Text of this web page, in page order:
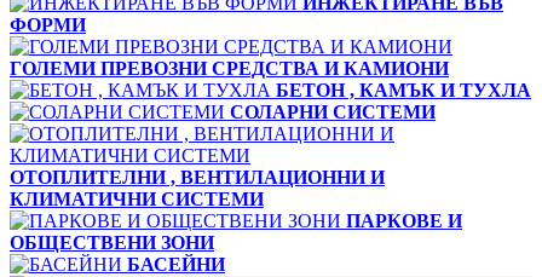
ФОРМИ
ГОЛЕМИ ПРЕВОЗНИ СРЕДСТВА И КАМИОНИ
БЕТОН , КАМЪК И ТУХЛА
СОЛАРНИ СИСТЕМИ
ОТОПЛИТЕЛНИ , ВЕНТИЛАЦИОННИ И
КЛИМАТИЧНИ СИСТЕМИ
ПАРКОВЕ И
ОБЩЕСТВЕНИ ЗОНИ
БАСЕЙНИ